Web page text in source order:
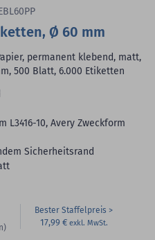
Ø 60 mm
permanent klebend, matt,
500 Blatt, 6.000 Etiketten
L3416-10, Avery Zweckform
Sicherheitsrand
Bester Staffelpreis
17,99 €